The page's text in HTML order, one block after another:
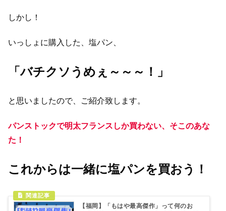
しかし！
いっしょに購入した、塩パン、
「バチクソうめぇ～～～！」
と思いましたので、ご紹介致します。
パンストックで明太フランスしか買わない、そこのあな
た！
これからは一緒に塩パンを買おう！
【福岡】「もはや最高傑作」って何のお